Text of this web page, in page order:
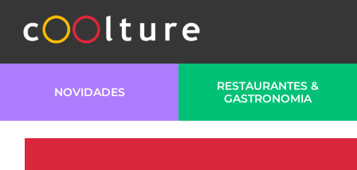
NOVIDADES
RESTAURANTES &
GASTRONOMIA